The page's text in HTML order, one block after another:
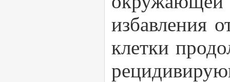
избавления
клетки